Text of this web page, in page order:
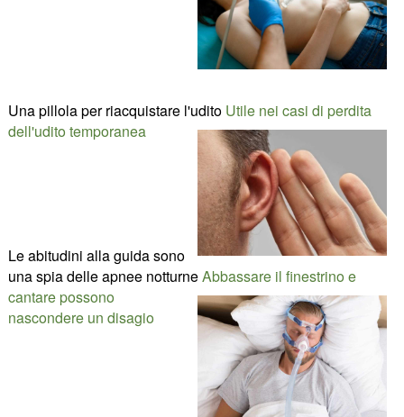
Una pillola per riacquistare l'udito Utile nei casi di perdita
dell'udito temporanea
Le abitudini alla guida sono
una spia delle apnee notturneAbbassare il finestrino e
cantare possono
nascondere un disagio